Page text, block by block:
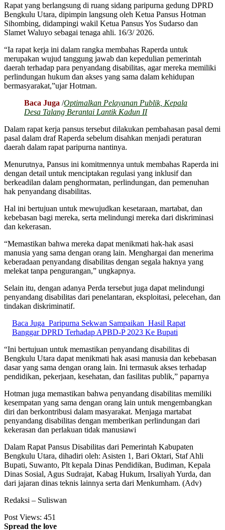
Rapat yang berlangsung di ruang sidang paripurna gedung DPRD
Bengkulu Utara, dipimpin langsung oleh Ketua Pansus Hotman
Sihombing, didampingi wakil Ketua Pansus Yos Sudarso dan
Slamet Waluyo sebagai tenaga ahli. 16/3/ 2026.
“Ia rapat kerja ini dalam rangka membahas Raperda untuk
merupakan wujud tanggung jawab dan kepedulian pemerintah
daerah terhadap para penyandang disabilitas, agar mereka memiliki
perlindungan hukum dan akses yang sama dalam kehidupan
bermasyarakat,”ujar Hotman.
Baca Juga /Optimalkan Pelayanan Publik, Kepala
Desa Talang Berantai Lantik Kadun II
Dalam rapat kerja pansus tersebut dilakukan pembahasan pasal demi
pasal dalam draf Raperda sebelum disahkan menjadi peraturan
daerah dalam rapat paripurna nantinya.
Menurutnya, Pansus ini komitmennya untuk membahas Raperda ini
dengan detail untuk menciptakan regulasi yang inklusif dan
berkeadilan dalam penghormatan, perlindungan, dan pemenuhan
hak penyandang disabilitas.
Hal ini bertujuan untuk mewujudkan kesetaraan, martabat, dan
kebebasan bagi mereka, serta melindungi mereka dari diskriminasi
dan kekerasan.
“Memastikan bahwa mereka dapat menikmati hak-hak asasi
manusia yang sama dengan orang lain. Menghargai dan menerima
keberadaan penyandang disabilitas dengan segala haknya yang
melekat tanpa pengurangan,” ungkapnya.
Selain itu, dengan adanya Perda tersebut juga dapat melindungi
penyandang disabilitas dari penelantaran, eksploitasi, pelecehan, dan
tindakan diskriminatif.
Baca Juga Paripurna Sekwan Sampaikan Hasil Rapat
Banggar DPRD Terhadap APBD-P 2023 Ke Bupati
“Ini bertujuan untuk memastikan penyandang disabilitas di
Bengkulu Utara dapat menikmati hak asasi manusia dan kebebasan
dasar yang sama dengan orang lain. Ini termasuk akses terhadap
pendidikan, pekerjaan, kesehatan, dan fasilitas publik,” paparnya
Hotman juga memastikan bahwa penyandang disabilitas memiliki
kesempatan yang sama dengan orang lain untuk mengembangkan
diri dan berkontribusi dalam masyarakat. Menjaga martabat
penyandang disabilitas dengan memberikan perlindungan dari
kekerasan dan perlakuan tidak manusiawi
Dalam Rapat Pansus Disabilitas dari Pemerintah Kabupaten
Bengkulu Utara, dihadiri oleh: Asisten 1, Bari Oktari, Staf Ahli
Bupati, Suwanto, Plt kepala Dinas Pendidikan, Budiman, Kepala
Dinas Sosial, Agus Sudrajat, Kabag Hukum, Irsaliyah Yurda, dan
dari jajaran dinas teknis lainnya serta dari Menkumham. (Adv)
Redaksi – Suliswan
Post Views: 451
Spread the love